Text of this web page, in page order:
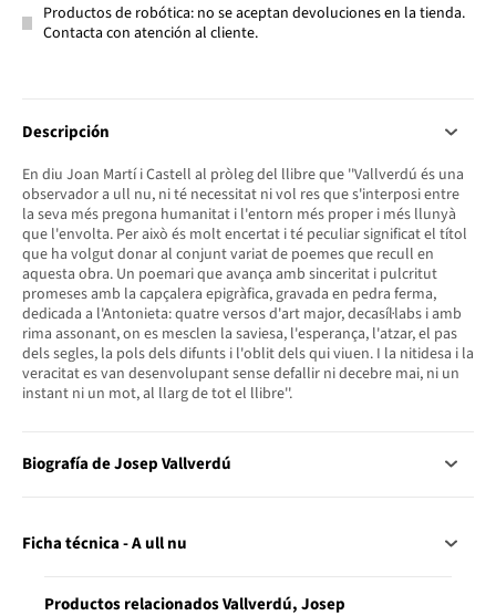
Productos de robótica: no se aceptan devoluciones en la tienda.
Contacta con atención al cliente.
Descripción
En diu Joan Martí i Castell al pròleg del llibre que ''Vallverdú és una
observador a ull nu, ni té necessitat ni vol res que s'interposi entre
la seva més pregona humanitat i l'entorn més proper i més llunyà
que l'envolta. Per això és molt encertat i té peculiar significat el títol
que ha volgut donar al conjunt variat de poemes que recull en
aquesta obra. Un poemari que avança amb sinceritat i pulcritut
promeses amb la capçalera epigràfica, gravada en pedra ferma,
dedicada a l'Antonieta: quatre versos d'art major, decasíl·labs i amb
rima assonant, on es mesclen la saviesa, l'esperança, l'atzar, el pas
dels segles, la pols dels difunts i l'oblit dels qui viuen. I la nitidesa i la
veracitat es van desenvolupant sense defallir ni decebre mai, ni un
instant ni un mot, al llarg de tot el llibre''.
Biografía de Josep Vallverdú
Ficha técnica - A ull nu
Productos relacionados Vallverdú, Josep